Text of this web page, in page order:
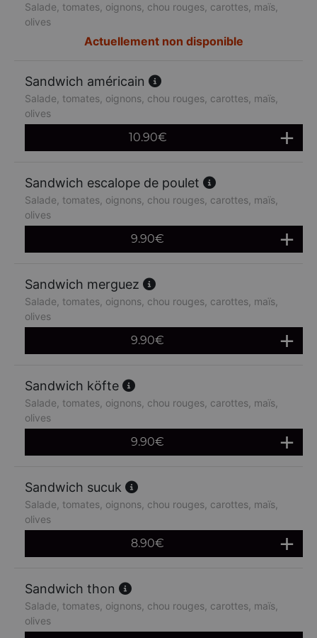
Salade, tomates, oignons, chou rouges, carottes, maïs,
olives
Actuellement non disponible
Sandwich américain
Salade, tomates, oignons, chou rouges, carottes, maïs,
olives
10.90€
Sandwich escalope de poulet
Salade, tomates, oignons, chou rouges, carottes, maïs,
olives
9.90€
Sandwich merguez
Salade, tomates, oignons, chou rouges, carottes, maïs,
olives
9.90€
Sandwich köfte
Salade, tomates, oignons, chou rouges, carottes, maïs,
olives
9.90€
Sandwich sucuk
Salade, tomates, oignons, chou rouges, carottes, maïs,
olives
8.90€
Sandwich thon
Salade, tomates, oignons, chou rouges, carottes, maïs,
olives